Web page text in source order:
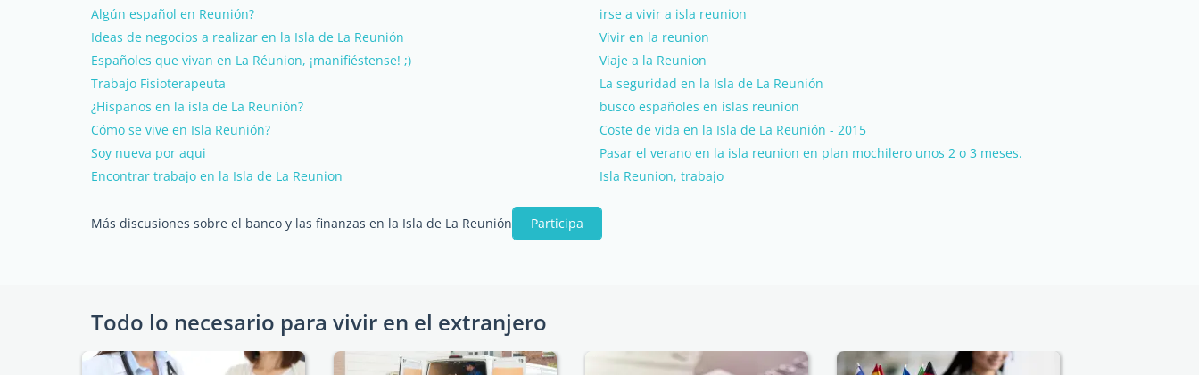
Algún español en Reunión?
irse a vivir a isla reunion
Ideas de negocios a realizar en la Isla de La Reunión
Vivir en la reunion
Españoles que vivan en La Réunion, ¡manifiéstense! ;)
Viaje a la Reunion
Trabajo Fisioterapeuta
La seguridad en la Isla de La Reunión
¿Hispanos en la isla de La Reunión?
busco españoles en islas reunion
Cómo se vive en Isla Reunión?
Coste de vida en la Isla de La Reunión - 2015
Soy nueva por aqui
Pasar el verano en la isla reunion en plan mochilero unos 2 o 3 meses.
Encontrar trabajo en la Isla de La Reunion
Isla Reunion, trabajo
Más discusiones sobre el banco y las finanzas en la Isla de La Reunión Participa
Todo lo necesario para vivir en el extranjero